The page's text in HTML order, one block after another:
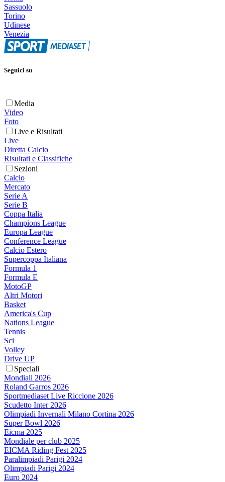
Sassuolo
Torino
Udinese
Venezia
Seguici su
Media
Video
Foto
Live e Risultati
Live
Diretta Calcio
Risultati e Classifiche
Sezioni
Calcio
Mercato
Serie A
Serie B
Coppa Italia
Champions League
Europa League
Conference League
Calcio Estero
Supercoppa Italiana
Formula 1
Formula E
MotoGP
Altri Motori
Basket
America's Cup
Nations League
Tennis
Sci
Volley
Drive UP
Speciali
Mondiali 2026
Roland Garros 2026
Sportmediaset Live Riccione 2026
Scudetto Inter 2026
Olimpiadi Invernali Milano Cortina 2026
Super Bowl 2026
Eicma 2025
Mondiale per club 2025
EICMA Riding Fest 2025
Paralimpiadi Parigi 2024
Olimpiadi Parigi 2024
Euro 2024